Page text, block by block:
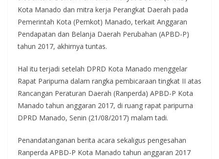
Kota Manado dan mitra kerja Perangkat Daerah pada
Pemerintah Kota (Pemkot) Manado, terkait Anggaran
Pendapatan dan Belanja Daerah Perubahan (APBD-P)
tahun 2017, akhirnya tuntas.
Hal itu terjadi setelah DPRD Kota Manado menggelar
Rapat Paripurna dalam rangka pembicaraan tingkat II atas
Rancangan Peraturan Daerah (Ranperda) APBD-P Kota
Manado tahun anggaran 2017, di ruang rapat paripurna
DPRD Manado, Senin (21/08/2017) malam tadi.
Penandatanganan berita acara sekaligus pengesahan
Ranperda APBD-P Kota Manado tahun anggaran 2017